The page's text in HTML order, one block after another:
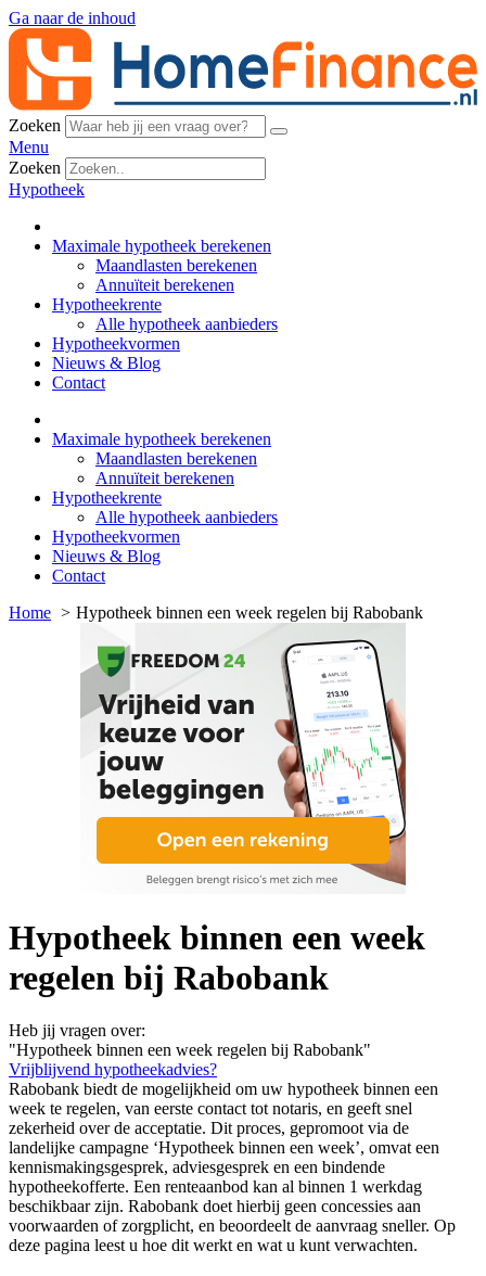
Ga naar de inhoud
Zoeken
Menu
Zoeken
Hypotheek
Maximale hypotheek berekenen
Maandlasten berekenen
Annuïteit berekenen
Hypotheekrente
Alle hypotheek aanbieders
Hypotheekvormen
Nieuws & Blog
Contact
Maximale hypotheek berekenen
Maandlasten berekenen
Annuïteit berekenen
Hypotheekrente
Alle hypotheek aanbieders
Hypotheekvormen
Nieuws & Blog
Contact
Home
Hypotheek binnen een week regelen bij Rabobank
Hypotheek binnen een week
regelen bij Rabobank
Heb jij vragen over:
"Hypotheek binnen een week regelen bij Rabobank"
Vrijblijvend hypotheekadvies?
Rabobank biedt de mogelijkheid om uw hypotheek binnen een
week te regelen, van eerste contact tot notaris, en geeft snel
zekerheid over de acceptatie. Dit proces, gepromoot via de
landelijke campagne ‘Hypotheek binnen een week’, omvat een
kennismakingsgesprek, adviesgesprek en een bindende
hypotheekofferte. Een renteaanbod kan al binnen 1 werkdag
beschikbaar zijn. Rabobank doet hierbij geen concessies aan
voorwaarden of zorgplicht, en beoordeelt de aanvraag sneller. Op
deze pagina leest u hoe dit werkt en wat u kunt verwachten.